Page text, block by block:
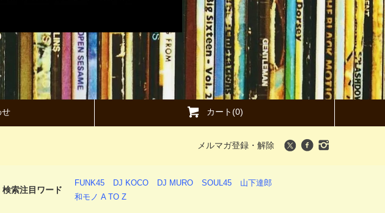
せ カート(0)
メルマガ登録・解除
検索注目ワード
FUNK45 DJ KOCO DJ MURO SOUL45
山下達郎
和モノ A TO Z